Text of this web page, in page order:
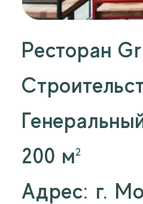
Ресторан
200 м²
Адрес: г.